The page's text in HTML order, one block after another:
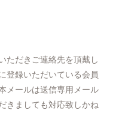
ただきご連絡先を頂戴し
登録いただいている会員
メールは送信専用メール
きましても対応致しかね